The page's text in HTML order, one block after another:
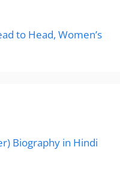
to Head, Women’s
Biography in Hindi